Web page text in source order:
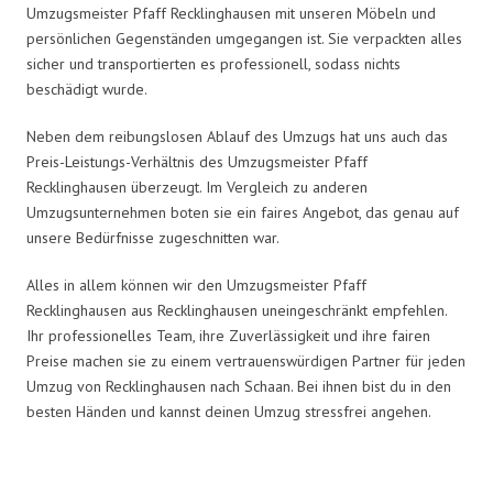
Umzugsmeister Pfaff Recklinghausen mit unseren Möbeln und
persönlichen Gegenständen umgegangen ist. Sie verpackten alles
sicher und transportierten es professionell, sodass nichts
beschädigt wurde.
Neben dem reibungslosen Ablauf des Umzugs hat uns auch das
Preis-Leistungs-Verhältnis des Umzugsmeister Pfaff
Recklinghausen überzeugt. Im Vergleich zu anderen
Umzugsunternehmen boten sie ein faires Angebot, das genau auf
unsere Bedürfnisse zugeschnitten war.
Alles in allem können wir den Umzugsmeister Pfaff
Recklinghausen aus Recklinghausen uneingeschränkt empfehlen.
Ihr professionelles Team, ihre Zuverlässigkeit und ihre fairen
Preise machen sie zu einem vertrauenswürdigen Partner für jeden
Umzug von Recklinghausen nach Schaan. Bei ihnen bist du in den
besten Händen und kannst deinen Umzug stressfrei angehen.